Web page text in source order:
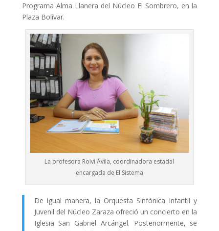
Programa Alma Llanera del Núcleo El Sombrero, en la
Plaza Bolívar.
La profesora Roivi Ávila, coordinadora estadal
encargada de El Sistema
De igual manera, la Orquesta Sinfónica Infantil y
Juvenil del Núcleo Zaraza ofreció un concierto en la
Iglesia San Gabriel Arcángel. Posteriormente, se